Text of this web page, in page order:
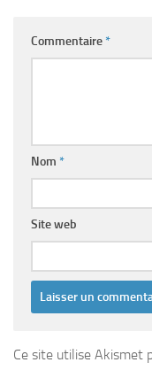
Commentaire*
Nom *
Site web
Ce site utilise Akismet